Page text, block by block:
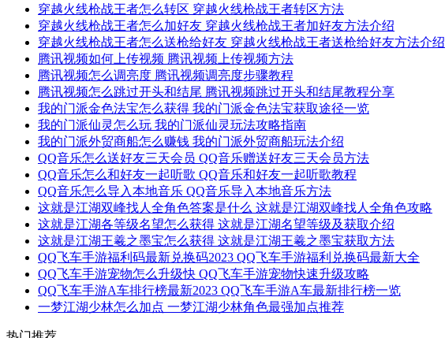
穿越火线枪战王者怎么转区 穿越火线枪战王者转区方法
穿越火线枪战王者怎么加好友 穿越火线枪战王者加好友方法介绍
穿越火线枪战王者怎么送枪给好友 穿越火线枪战王者送枪给好友方法介绍
腾讯视频如何上传视频 腾讯视频上传视频方法
腾讯视频怎么调亮度 腾讯视频调亮度步骤教程
腾讯视频怎么跳过开头和结尾 腾讯视频跳过开头和结尾教程分享
我的门派金色法宝怎么获得 我的门派金色法宝获取途径一览
我的门派仙灵怎么玩 我的门派仙灵玩法攻略指南
我的门派外贸商船怎么赚钱 我的门派外贸商船玩法介绍
QQ音乐怎么送好友三天会员 QQ音乐赠送好友三天会员方法
QQ音乐怎么和好友一起听歌 QQ音乐和好友一起听歌教程
QQ音乐怎么导入本地音乐 QQ音乐导入本地音乐方法
这就是江湖双峰找人全角色答案是什么 这就是江湖双峰找人全角色攻略
这就是江湖各等级名望怎么获得 这就是江湖名望等级及获取介绍
这就是江湖王羲之墨宝怎么获得 这就是江湖王羲之墨宝获取方法
QQ飞车手游福利码最新兑换码2023 QQ飞车手游福利兑换码最新大全
QQ飞车手游宠物怎么升级快 QQ飞车手游宠物快速升级攻略
QQ飞车手游A车排行榜最新2023 QQ飞车手游A车最新排行榜一览
一梦江湖少林怎么加点 一梦江湖少林角色最强加点推荐